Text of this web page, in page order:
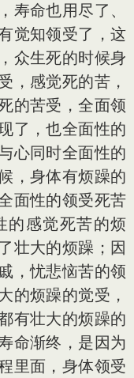
寿命也用尽了、
觉知领受了，这
众生死的时候身
，感觉死的苦，
的苦受，全面领
了，也全面性的
心同时全面性的
，身体有烦躁的
面性的领受死苦
的感觉死苦的烦
壮大的烦躁；因
，忧悲恼苦的领
的烦躁的觉受，
有壮大的烦躁的
命渐终，是因为
里面，身体领受